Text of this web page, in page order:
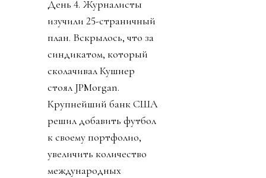
День 4. Журналисты
изучили 25-страничный
план. Вскрылось, что за
синдикатом, который
сколачивал Кушнер
стоял JPMorgan.
Крупнейший банк США
решил добавить футбол
к своему портфолио,
увеличить количество
международных